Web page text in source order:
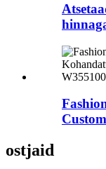
ostjaid